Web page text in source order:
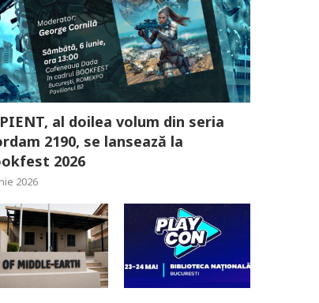
al doilea volum din seria
2190, se lansează la
2026
2026